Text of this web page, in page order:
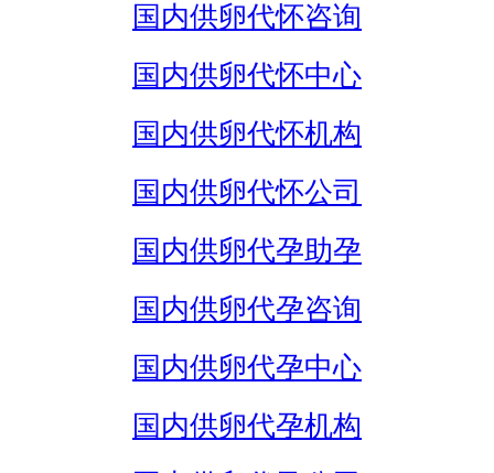
国内供卵代怀咨询
国内供卵代怀中心
国内供卵代怀机构
国内供卵代怀公司
国内供卵代孕助孕
国内供卵代孕咨询
国内供卵代孕中心
国内供卵代孕机构